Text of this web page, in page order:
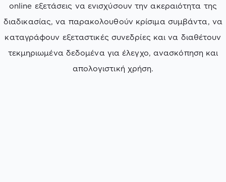
online εξετάσεις να ενισχύσουν την ακεραιότητα της
διαδικασίας, να παρακολουθούν κρίσιμα συμβάντα, να
καταγράφουν εξεταστικές συνεδρίες και να διαθέτουν
τεκμηριωμένα δεδομένα για έλεγχο, ανασκόπηση και
απολογιστική χρήση.